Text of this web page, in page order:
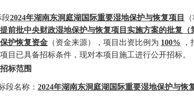
段2024年湖南东洞庭湖国际重要湿地保护与恢复项目
前批中央财政湿地保护与恢复项目实施方案的批复（
护恢复资金 （资金来源），项目出资比例为 100%
目已具备招标条件，现对本项目施工进行公开招标。
标范围
段名称：2024年湖南东洞庭湖国际重要湿地保护与恢